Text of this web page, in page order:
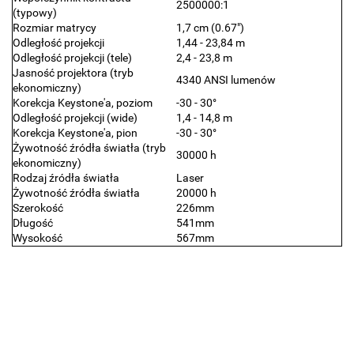
(typowy)
2500000:1
Rozmiar matrycy
1,7 cm (0.67")
Odległość projekcji
1,44 - 23,84 m
Odległość projekcji (tele)
2,4 - 23,8 m
Jasność projektora (tryb
ekonomiczny)
4340 ANSI lumenów
Korekcja Keystone'a, poziom
-30 - 30°
Odległość projekcji (wide)
1,4 - 14,8 m
Korekcja Keystone'a, pion
-30 - 30°
Żywotność źródła światła (tryb
ekonomiczny)
30000 h
Rodzaj źródła światła
Laser
Żywotność źródła światła
20000 h
Szerokość
226mm
Długość
541mm
Wysokość
567mm